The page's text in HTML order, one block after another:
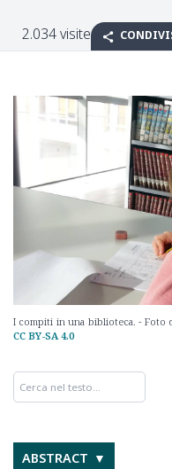
2.034 visite
I compiti in una biblioteca. - Foto
CC BY-SA 4.0
ABSTRACT